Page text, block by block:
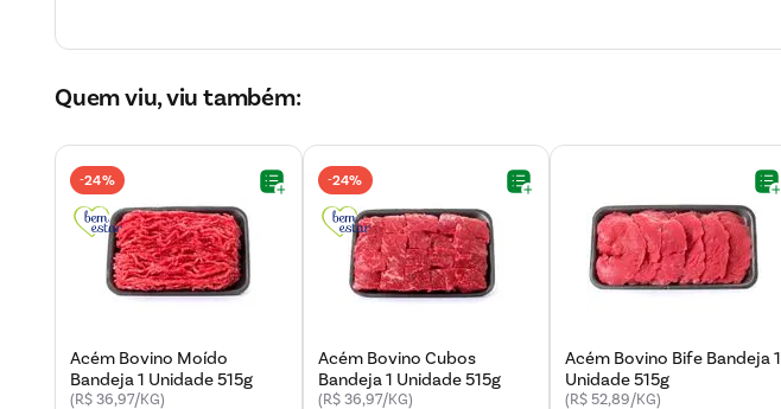
Quem viu, viu também:
-24%
Acém Bovino Moído
Bandeja 1 Unidade 515g
(R$ 36,97/KG)
-24%
Acém Bovino Cubos
Bandeja 1 Unidade 515g
(R$ 36,97/KG)
Acém Bovino Bife Bandeja 1
Unidade 515g
(R$ 52,89/KG)